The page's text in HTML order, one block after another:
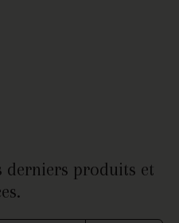
derniers produits et